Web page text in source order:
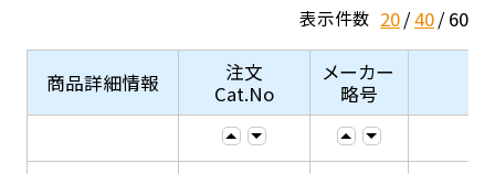
表示件数 20 40 60
商品詳細情報
注文
Cat.No
メーカー
略号